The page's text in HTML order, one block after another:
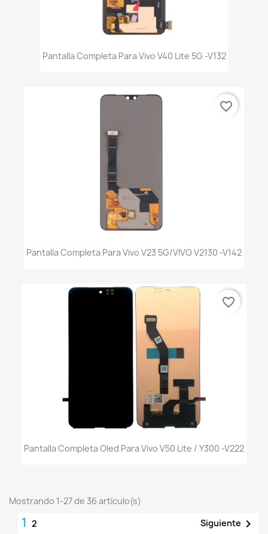
Pantalla Completa Para Vivo V40 Lite 5G -V132
Pantalla Completa Para Vivo V23 5G/VIVO V2130 -V142
favorite_border
Pantalla Completa Oled Para Vivo V50 Lite / Y300 -V222
favorite_border
Mostrando 1-27 de 36 artículo(s)
1 2 Siguiente 